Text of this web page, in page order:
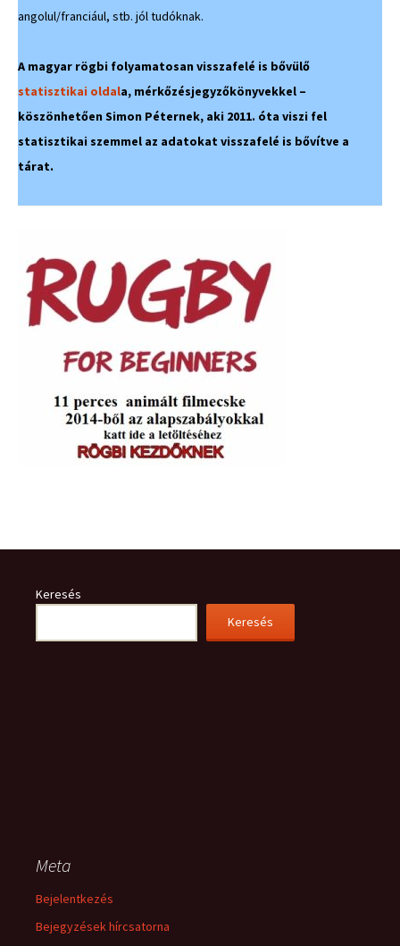
angolul/franciául, stb. jól tudóknak.
A magyar rögbi folyamatosan visszafelé is bővülő
statisztikai oldala, mérkőzésjegyzőkönyvekkel –
köszönhetően Simon Péternek, aki 2011. óta viszi fel
statisztikai szemmel az adatokat visszafelé is bővítve a
tárat.
Keresés
Keresés
Meta
Bejelentkezés
Bejegyzések hírcsatorna